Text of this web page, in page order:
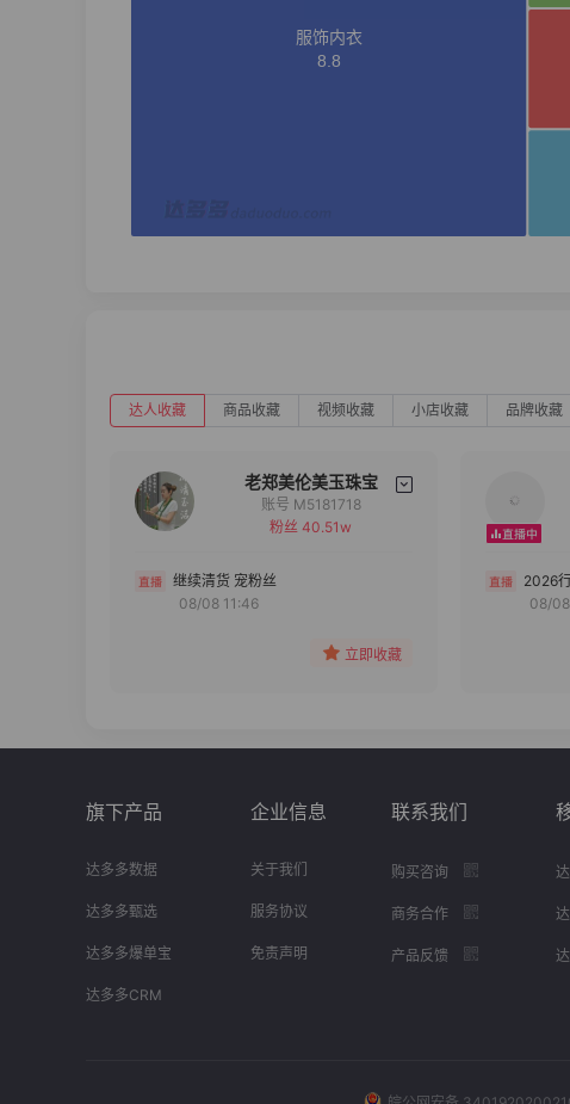
达人收藏 商品收藏 视频收藏 小店收藏 品牌收藏
老郑美伦美玉珠宝
备注
账号 M5181718
粉丝 40.51w
继续清货 宠粉丝
08/08 11:46
立即收藏
2026
08/
旗下产品
达多多数据
达多多甄选
达多多爆单宝
达多多CRM
企业信息
关于我们
服务协议
免责声明
联系我们
购买咨询
商务合作
产品反馈